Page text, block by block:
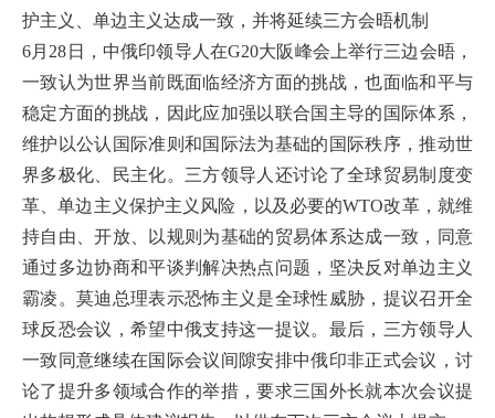
护主义、单边主义达成一致，并将延续三方会晤机制
6月28日，中俄印领导人在G20大阪峰会上举行三边会晤，
一致认为世界当前既面临经济方面的挑战，也面临和平与
稳定方面的挑战，因此应加强以联合国主导的国际体系，
维护以公认国际准则和国际法为基础的国际秩序，推动世
界多极化、民主化。三方领导人还讨论了全球贸易制度变
革、单边主义保护主义风险，以及必要的WTO改革，就维
持自由、开放、以规则为基础的贸易体系达成一致，同意
通过多边协商和平谈判解决热点问题，坚决反对单边主义
霸凌。莫迪总理表示恐怖主义是全球性威胁，提议召开全
球反恐会议，希望中俄支持这一提议。最后，三方领导人
一致同意继续在国际会议间隙安排中俄印非正式会议，讨
论了提升多领域合作的举措，要求三国外长就本次会议提